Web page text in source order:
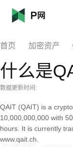
首页 加密资产
什么是
数据更新时间:
QAIT (QAIT) is a
10,000,000,000 with
hours. It is currently
www.qait.ch.